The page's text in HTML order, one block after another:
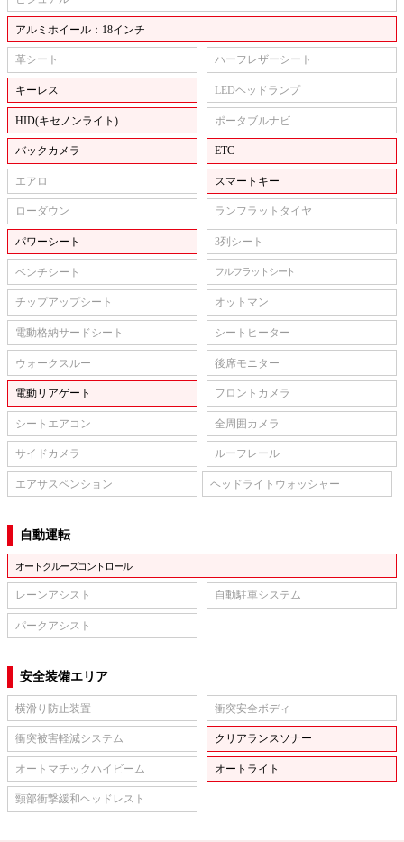
アルミホイール：18インチ
革シート ハーフレザーシート
キーレス LEDヘッドランプ
HID(キセノンライト) ポータブルナビ
バックカメラ ETC
エアロ スマートキー
ローダウン ランフラットタイヤ
パワーシート 3列シート
ベンチシート フルフラットシート
チップアップシート オットマン
電動格納サードシート シートヒーター
ウォークスルー 後席モニター
電動リアゲート フロントカメラ
シートエアコン 全周囲カメラ
サイドカメラ ルーフレール
エアサスペンション ヘッドライトウォッシャー
自動運転
オートクルーズコントロール
レーンアシスト 自動駐車システム
パークアシスト
安全装備エリア
横滑り防止装置 衝突安全ボディ
衝突被害軽減システム クリアランスソナー
オートマチックハイビーム オートライト
頸部衝撃緩和ヘッドレスト